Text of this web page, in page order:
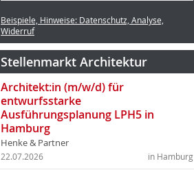
Beispiele, Hinweise: Datenschutz, Analyse,
Widerruf
Stellenmarkt Architektur
Architekt:in (m/w/d) für
entwurfsstarke
Ausführungsplanung LPH5 in
Hamburg
Henke & Partner
in Hamburg
22.07.2026